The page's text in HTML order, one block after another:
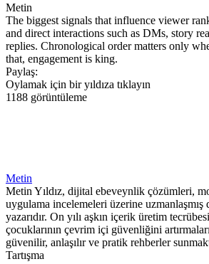
Metin
The biggest signals that influence viewer
and direct interactions such as DMs, story
replies. Chronological order matters only
that, engagement is king.
Paylaş:
Oylamak için bir yıldıza tıklayın
1188 görüntüleme
Metin
Metin Yıldız, dijital ebeveynlik çözümleri,
uygulama incelemeleri üzerine
yazarıdır. On yılı aşkın içerik üretim
çocuklarının çevrim içi güvenliğini
güvenilir, anlaşılır ve pratik rehberler
Tartışma